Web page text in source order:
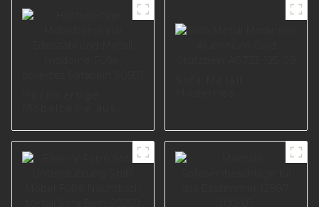
Metall, moderne
Sofabein S0501
125-09